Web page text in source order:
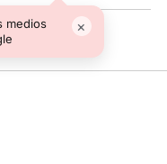
medios
×